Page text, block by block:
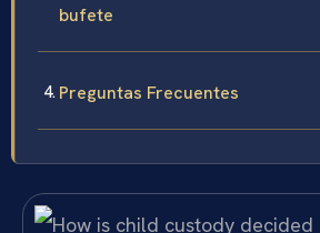
bufete
Preguntas Frecuentes